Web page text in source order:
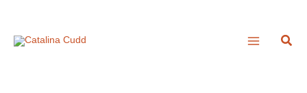
springen
c